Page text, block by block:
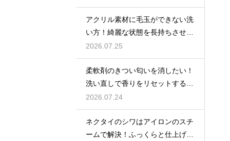
アクリル素材に毛玉ができない洗
い方！綺麗な状態を長持ちさせる
洗濯のコツ
2026.07.25
柔軟剤のきつい匂いを消したい！
洗い直しで香りをリセットする手
順
2026.07.24
ネクタイのシワはアイロンのスチ
ームで解決！ふっくらと仕上げる